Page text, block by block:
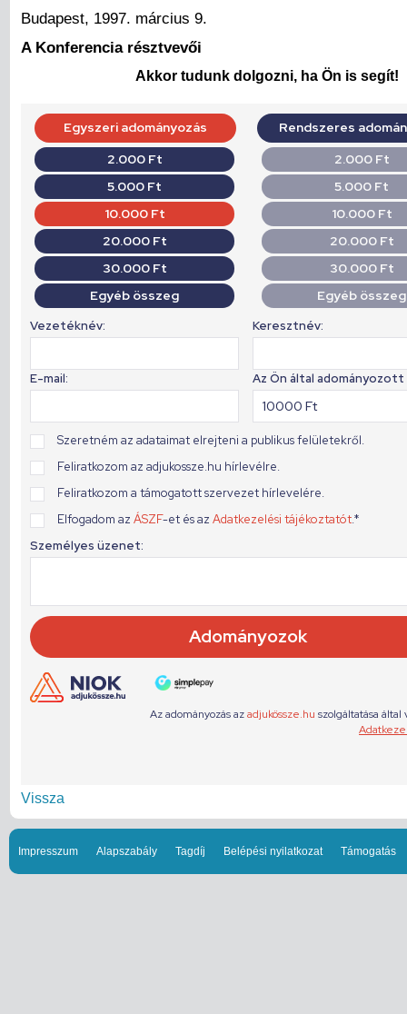
Budapest, 1997. március 9.
A Konferencia résztvevői
Akkor tudunk dolgozni, ha Ön is segít!
Vissza
Impresszum Alapszabály Tagdíj Belépési nyilatkozat Támogatás